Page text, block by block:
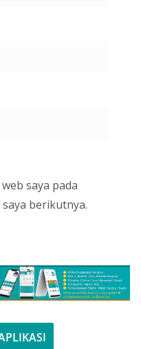
saya pada
berikutnya.